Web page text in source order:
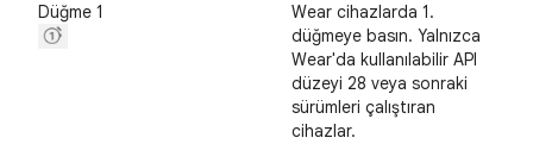
Düğme 1
Wear cihazlarda 1.
düğmeye basın. Yalnızca
Wear'da kullanılabilir API
düzeyi 28 veya sonraki
sürümleri çalıştıran
cihazlar.